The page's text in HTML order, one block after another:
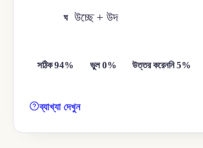
ঘ উচ্ছে + উদ
সঠিক 94% ভুল 0% উত্তর করেননি 5%
ব্যাখ্যা দেখুন